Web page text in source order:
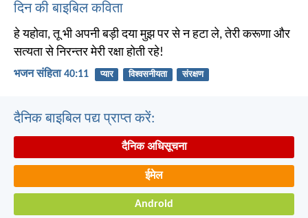
दिन की बाइबिल कविता
हे यहोवा, तू भी अपनी बड़ी दया मुझ पर से न हटा ले, तेरी करूणा और
सत्यता से निरन्तर मेरी रक्षा होती रहे!
भजन संहिता 40:11 प्यार विश्वसनीयता संरक्षण
दैनिक बाइबिल पद्य प्राप्त करें:
दैनिक अधिसूचना
ईमेल
Android